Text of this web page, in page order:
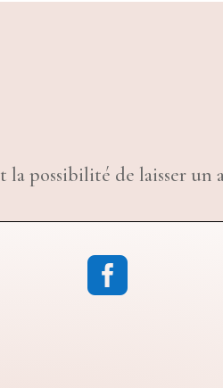
la possibilité de laisser un
